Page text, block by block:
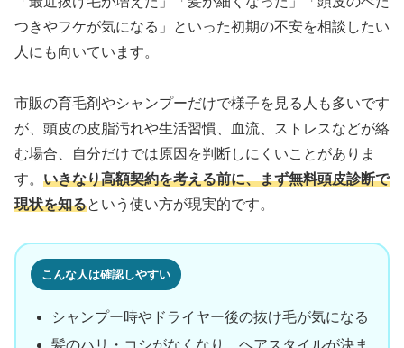
つきやフケが気になる」といった初期の不安を相談したい
人にも向いています。
市販の育毛剤やシャンプーだけで様子を見る人も多いです
が、頭皮の皮脂汚れや生活習慣、血流、ストレスなどが絡
む場合、自分だけでは原因を判断しにくいことがありま
す。 いきなり高額契約を考える前に、まず無料頭皮診断で
現状を知るという使い方が現実的です。
こんな人は確認しやすい
シャンプー時やドライヤー後の抜け毛が気になる
髪のハリ・コシがなくなり、ヘアスタイルが決ま